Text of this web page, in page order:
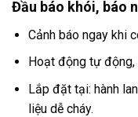
Đầu báo khói, báo
Cảnh báo ngay khi
Hoạt động tự động,
Lắp đặt tại: hành
liệu dễ cháy.